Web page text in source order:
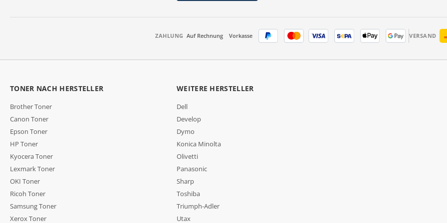
ZAHLUNG Auf Rechnung Vorkasse VERSAND
TONER NACH HERSTELLER
Brother Toner
Canon Toner
Epson Toner
HP Toner
Kyocera Toner
Lexmark Toner
OKI Toner
Ricoh Toner
Samsung Toner
Xerox Toner
WEITERE HERSTELLER
Dell
Develop
Dymo
Konica Minolta
Olivetti
Panasonic
Sharp
Toshiba
Triumph-Adler
Utax